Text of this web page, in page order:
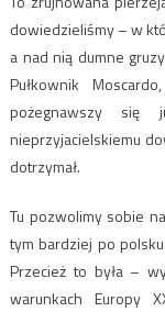
dowiedzieliśmy – w
a nad nią dumne
Pułkownik
pożegnawszy się
nieprzyjacielskiemu
dotrzymał.
Tu pozwolimy sobie
tym bardziej po
Przecież to była –
warunkach Europy